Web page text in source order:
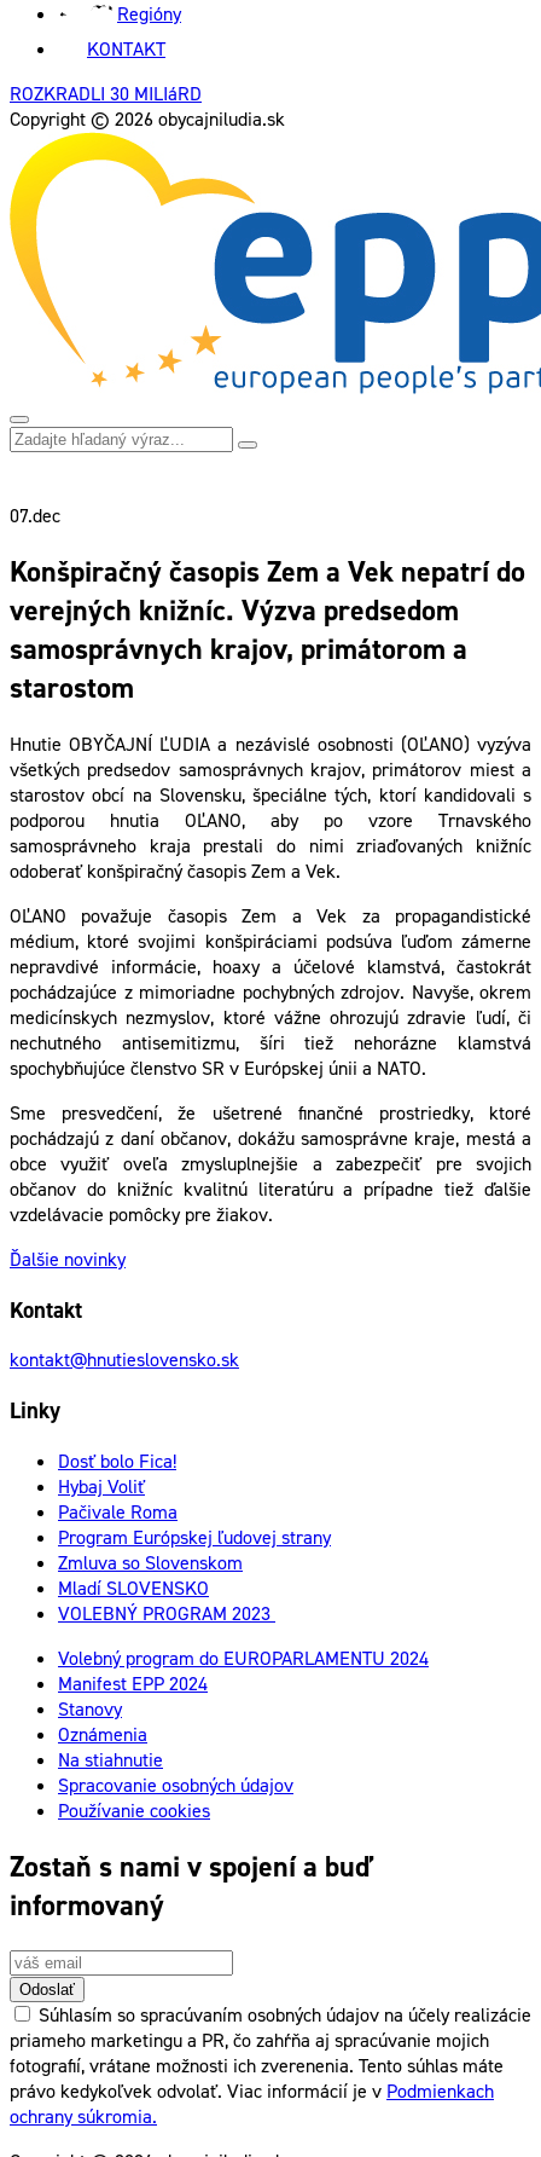
Regióny
KONTAKT
ROZKRADLI 30 MILIáRD
Copyright © 2026 obycajniludia.sk
07.dec
Konšpiračný časopis Zem a Vek nepatrí do
verejných knižníc. Výzva predsedom
samosprávnych krajov, primátorom a
starostom
Hnutie OBYČAJNÍ ĽUDIA a nezávislé osobnosti (OĽANO) vyzýva
všetkých predsedov samosprávnych krajov, primátorov miest a
starostov obcí na Slovensku, špeciálne tých, ktorí kandidovali s
podporou hnutia OĽANO, aby po vzore Trnavského
samosprávneho kraja prestali do nimi zriaďovaných knižníc
odoberať konšpiračný časopis Zem a Vek.
OĽANO považuje časopis Zem a Vek za propagandistické
médium, ktoré svojimi konšpiráciami podsúva ľuďom zámerne
nepravdivé informácie, hoaxy a účelové klamstvá, častokrát
pochádzajúce z mimoriadne pochybných zdrojov. Navyše, okrem
medicínskych nezmyslov, ktoré vážne ohrozujú zdravie ľudí, či
nechutného antisemitizmu, šíri tiež nehorázne klamstvá
spochybňujúce členstvo SR v Európskej únii a NATO.
Sme presvedčení, že ušetrené finančné prostriedky, ktoré
pochádzajú z daní občanov, dokážu samosprávne kraje, mestá a
obce využiť oveľa zmysluplnejšie a zabezpečiť pre svojich
občanov do knižníc kvalitnú literatúru a prípadne tiež ďalšie
vzdelávacie pomôcky pre žiakov.
Ďalšie novinky
Kontakt
kontakt@hnutieslovensko.sk
Linky
Dosť bolo Fica!
Hybaj Voliť
Pačivale Roma
Program Európskej ľudovej strany
Zmluva so Slovenskom
Mladí SLOVENSKO
VOLEBNÝ PROGRAM 2023
Volebný program do EUROPARLAMENTU 2024
Manifest EPP 2024
Stanovy
Oznámenia
Na stiahnutie
Spracovanie osobných údajov
Používanie cookies
Zostaň s nami v spojení a buď
informovaný
Odoslať
Súhlasím so spracúvaním osobných údajov na účely realizácie
priameho marketingu a PR, čo zahŕňa aj spracúvanie mojich
fotografií, vrátane možnosti ich zverenenia. Tento súhlas máte
právo kedykoľvek odvolať. Viac informácií je v Podmienkach
ochrany súkromia.